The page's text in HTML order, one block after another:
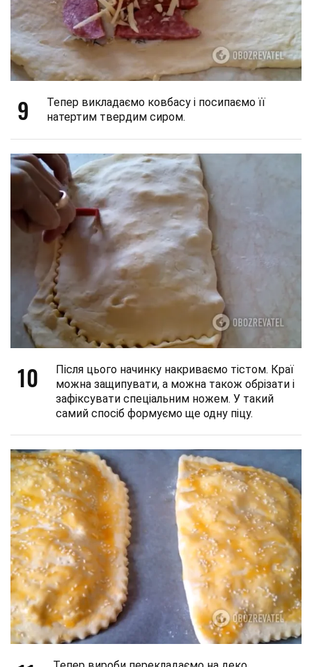
9
Тепер викладаємо ковбасу і посипаємо її
натертим твердим сиром.
10
Після цього начинку накриваємо тістом. Краї
можна защипувати, а можна також обрізати і
зафіксувати спеціальним ножем. У такий
самий спосіб формуємо ще одну піцу.